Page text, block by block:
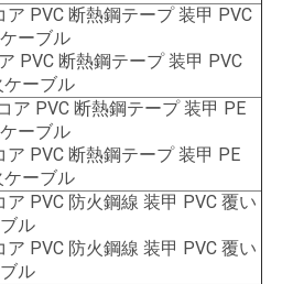
ア PVC 断熱鋼テープ 装甲 PVC
ーブル
PVC 断熱鋼テープ 装甲 PVC
ーブル
ア PVC 断熱鋼テープ 装甲 PE
ーブル
ア PVC 断熱鋼テープ 装甲 PE
ーブル
ア PVC 防火鋼線 装甲 PVC 覆い
ル
ア PVC 防火鋼線 装甲 PVC 覆い
ル